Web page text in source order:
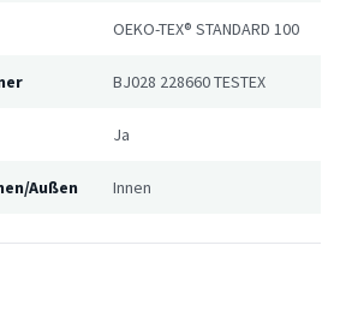
OEKO-TEX® STANDARD 100
BJ028 228660 TESTEX
Ja
Außen Innen